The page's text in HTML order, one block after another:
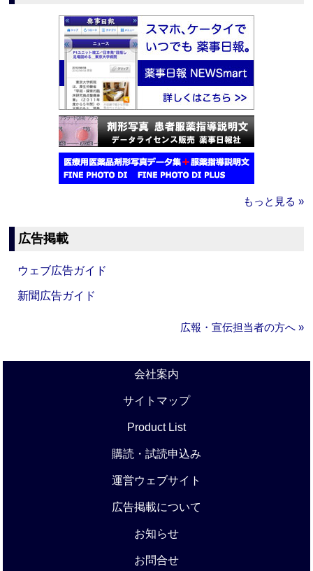
もっと見る »
広告掲載
ウェブ広告ガイド
新聞広告ガイド
広報・宣伝担当者の方へ »
会社案内
サイトマップ
Product List
購読・試読申込み
運営ウェブサイト
広告掲載について
お知らせ
お問合せ